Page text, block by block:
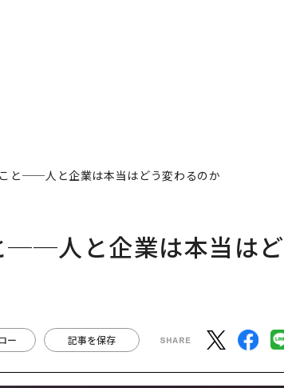
と──人と企業は本当はどう変わるのか
──人と企業は本当はど
ー 記事を保存